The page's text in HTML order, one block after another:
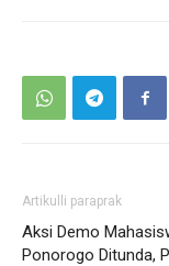
Artikulli paraprak
Aksi Demo
Ponorogo Ditunda,